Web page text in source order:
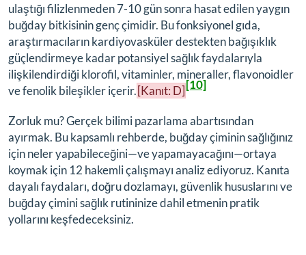
ulaştığı filizlenmeden 7-10 gün sonra hasat edilen yaygın
buğday bitkisinin genç çimidir. Bu fonksiyonel gıda,
araştırmacıların kardiyovasküler destekten bağışıklık
güçlendirmeye kadar potansiyel sağlık faydalarıyla
ilişkilendirdiği klorofil, vitaminler, mineraller, flavonoidler
ve fenolik bileşikler içerir.[Kanıt: D][10]
Zorluk mu? Gerçek bilimi pazarlama abartısından
ayırmak. Bu kapsamlı rehberde, buğday çiminin sağlığınız
için neler yapabileceğini—ve yapamayacağını—ortaya
koymak için 12 hakemli çalışmayı analiz ediyoruz. Kanıta
dayalı faydaları, doğru dozlamayı, güvenlik hususlarını ve
buğday çimini sağlık rutininize dahil etmenin pratik
yollarını keşfedeceksiniz.